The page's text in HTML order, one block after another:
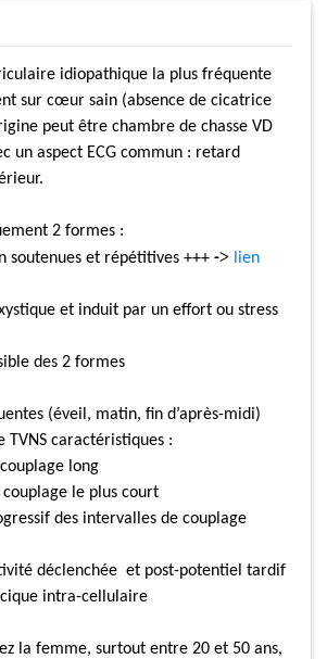
idiopathique la plus fréquente
sur cœur sain (absence de cicatrice
peut être chambre de chasse VD
un aspect ECG commun : retard
2 formes :
soutenues et répétitives +++ -> lien
et induit par un effort ou stress
des 2 formes
(éveil, matin, fin d’après-midi)
TVNS caractéristiques :
long
couplage le plus court
des intervalles de couplage
déclenchée et post-potentiel tardif
intra-cellulaire
la femme, surtout entre 20 et 50 ans,